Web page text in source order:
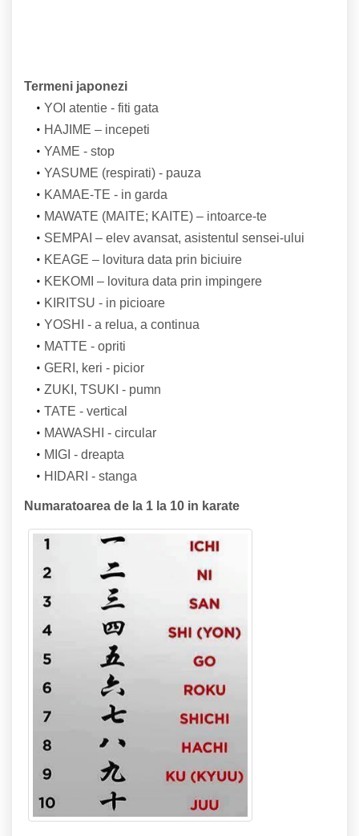
Termeni japonezi
YOI atentie - fiti gata
HAJIME – incepeti
YAME - stop
YASUME (respirati) - pauza
KAMAE-TE - in garda
MAWATE (MAITE; KAITE) – intoarce-te
SEMPAI – elev avansat, asistentul sensei-ului
KEAGE – lovitura data prin biciuire
KEKOMI – lovitura data prin impingere
KIRITSU - in picioare
YOSHI - a relua, a continua
MATTE - opriti
GERI, keri - picior
ZUKI, TSUKI - pumn
TATE - vertical
MAWASHI - circular
MIGI - dreapta
HIDARI - stanga
Numaratoarea de la 1 la 10 in karate